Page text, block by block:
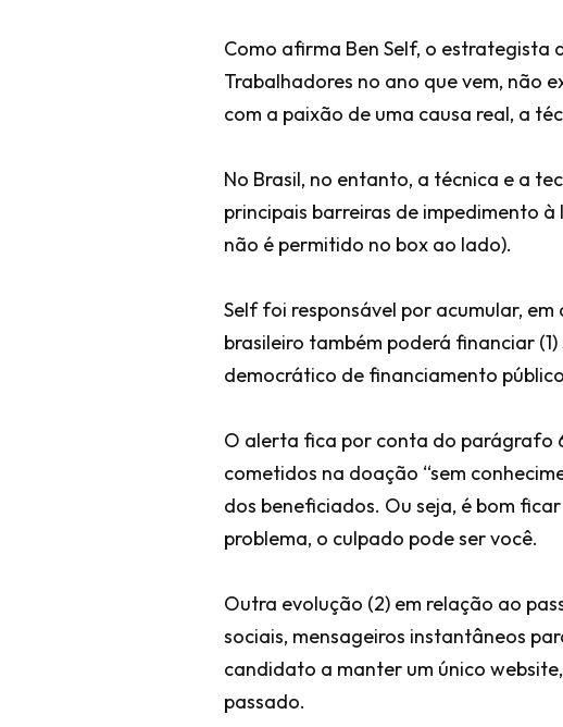
Como afirma Ben Self, o
Trabalhadores no ano que vem, não
com a paixão de uma causa real, a
No Brasil, no entanto, a técnica e a
principais barreiras de impedimento
não é permitido no box ao lado).
Self foi responsável por acumular,
brasileiro também poderá financiar
democrático de financiamento
O alerta fica por conta do parágrafo
cometidos na doação “sem
dos beneficiados. Ou seja, é bom
problema, o culpado pode ser você.
Outra evolução (2) em relação ao
sociais, mensageiros instantâneos
candidato a manter um único
passado.